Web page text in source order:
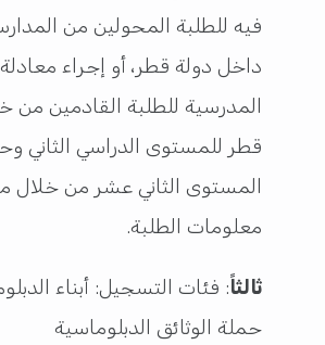
فيه للطلبة المحولين من
داخل دولة قطر، أو إجراء
المدرسية للطلبة القادمين من
قطر للمستوى الدراسي الثاني
المستوى الثاني عشر من خلال
معلومات الطلبة.
ثالثاً: فئات التسجيل: أبناء
حملة الوثائق الدبلوماسية